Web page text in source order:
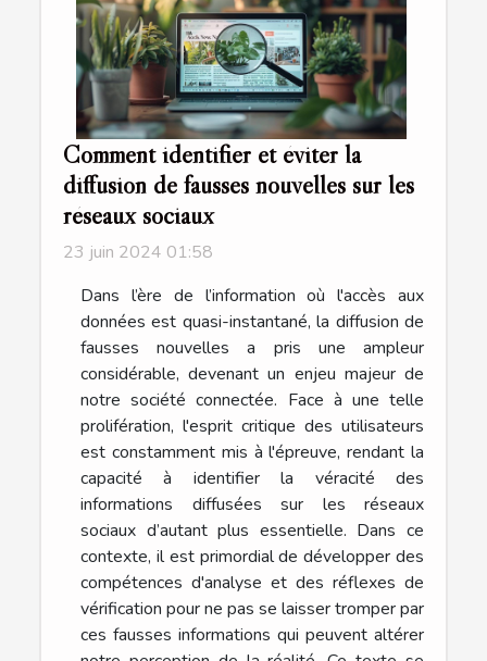
Comment identifier et éviter la
diffusion de fausses nouvelles sur les
réseaux sociaux
23 juin 2024 01:58
Dans l’ère de l’information où l'accès aux
données est quasi-instantané, la diffusion de
fausses nouvelles a pris une ampleur
considérable, devenant un enjeu majeur de
notre société connectée. Face à une telle
prolifération, l'esprit critique des utilisateurs
est constamment mis à l'épreuve, rendant la
capacité à identifier la véracité des
informations diffusées sur les réseaux
sociaux d’autant plus essentielle. Dans ce
contexte, il est primordial de développer des
compétences d'analyse et des réflexes de
vérification pour ne pas se laisser tromper par
ces fausses informations qui peuvent altérer